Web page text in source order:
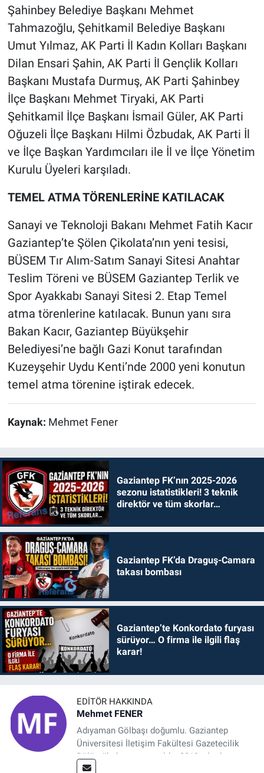
Şahinbey Belediye Başkanı Mehmet
Tahmazoğlu, Şehitkamil Belediye Başkanı
Umut Yılmaz, AK Parti İl Kadın Kolları Başkanı
Dilan Ensari Şahin, AK Parti İl Gençlik Kolları
Başkanı Mustafa Durmuş, AK Parti Şahinbey
İlçe Başkanı Mehmet Tiryaki, AK Parti
Şehitkamil İlçe Başkanı İsmail Güler, AK Parti
Oğuzeli İlçe Başkanı Hilmi Özbudak, AK Parti İl
ve İlçe Başkan Yardımcıları ile İl ve İlçe Yönetim
Kurulu Üyeleri karşıladı.
TEMEL ATMA TÖRENLERİNE KATILACAK
Sanayi ve Teknoloji Bakanı Mehmet Fatih Kacır
Gaziantep’te Şölen Çikolata’nın yeni tesisi,
BÜSEM Tır Alım-Satım Sanayi Sitesi Anahtar
Teslim Töreni ve BÜSEM Gaziantep Terlik ve
Spor Ayakkabı Sanayi Sitesi 2. Etap Temel
atma törenlerine katılacak. Bunun yanı sıra
Bakan Kacır, Gaziantep Büyükşehir
Belediyesi’ne bağlı Gazi Konut tarafından
Kuzeyşehir Uydu Kenti’nde 2000 yeni konutun
temel atma törenine iştirak edecek.
Kaynak: Mehmet Fener
Gaziantep FK’nın 2025-2026
sezonu istatistikleri! 3 teknik
direktör ve tüm skorlar…
Gaziantep FK’da Draguş-Camara
takası bombası
Gaziantep’te Konkordato furyası
sürüyor… O firma ile ilgili flaş
karar!
EDITÖR HAKKINDA
Mehmet FENER
Adıyaman Gölbaşı doğumlu. Gaziantep
Üniversitesi İletişim Fakültesi Gazetecilik
Bölümü’nden mezun oldu. 2019 yılında
başladığı gazetecilik mesleğinde, muhabir,